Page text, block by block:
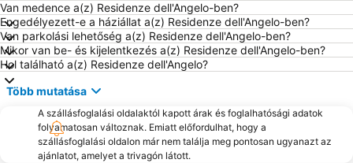
Van medence a(z) Residenze dell'Angelo-ben?
Engedélyezett-e a háziállat a(z) Residenze dell'Angelo-ben?
Van parkolási lehetőség a(z) Residenze dell'Angelo-ben?
Mikor van be- és kijelentkezés a(z) Residenze dell'Angelo-ben?
Hol található a(z) Residenze dell'Angelo?
Több mutatása
A szállásfoglalási oldalaktól kapott árak és foglalhatósági adatok
folyamatosan változnak. Emiatt előfordulhat, hogy a
szállásfoglalási oldalon már nem találja meg pontosan ugyanazt az
ajánlatot, amelyet a trivagón látott.